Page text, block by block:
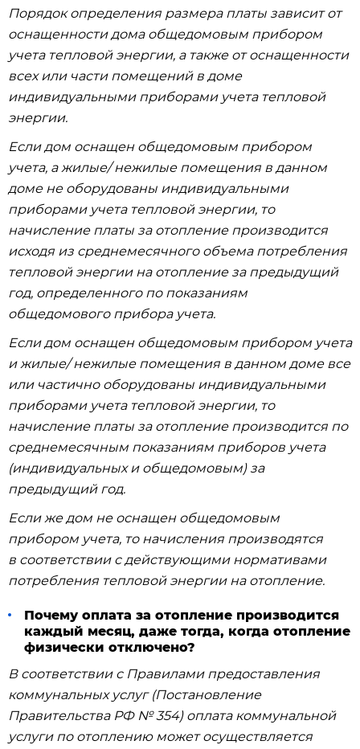
Порядок определения размера платы зависит от
оснащенности дома общедомовым прибором
учета тепловой энергии, а также от оснащенности
всех или части помещений в доме
индивидуальными приборами учета тепловой
энергии.
Если дом оснащен общедомовым прибором
учета, а жилые/ нежилые помещения в данном
доме не оборудованы индивидуальными
приборами учета тепловой энергии, то
начисление платы за отопление производится
исходя из среднемесячного объема потребления
тепловой энергии на отопление за предыдущий
год, определенного по показаниям
общедомового прибора учета.
Если дом оснащен общедомовым прибором учета
и жилые/ нежилые помещения в данном доме все
или частично оборудованы индивидуальными
приборами учета тепловой энергии, то
начисление платы за отопление производится по
среднемесячным показаниям приборов учета
(индивидуальных и общедомовым) за
предыдущий год.
Если же дом не оснащен общедомовым
прибором учета, то начисления производятся
в соответствии с действующими нормативами
потребления тепловой энергии на отопление.
Почему оплата за отопление производится
каждый месяц, даже тогда, когда отопление
физически отключено?
В соответствии с Правилами предоставления
коммунальных услуг (Постановление
Правительства РФ № 354) оплата коммунальной
услуги по отоплению может осуществляется